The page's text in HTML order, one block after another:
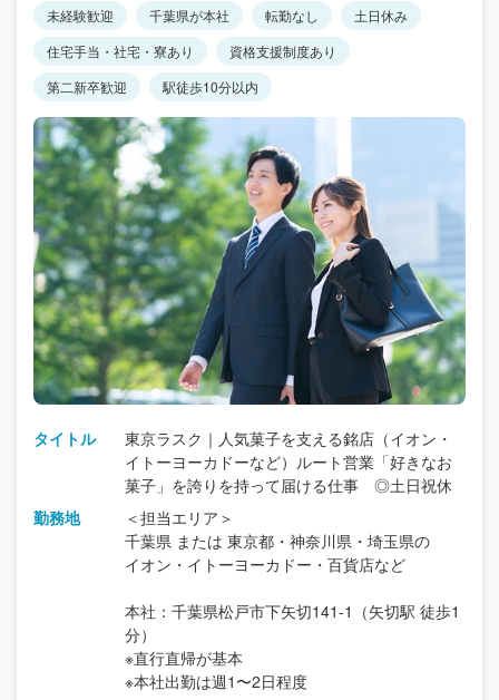
未経験歓迎 千葉県が本社 転勤なし
土日休み
住宅手当・社宅・寮あり
資格支援制度あり
第二新卒歓迎
駅徒歩10分以内
タイトル
東京ラスク｜人気菓子を支える銘店（イオン・
イトーヨーカドーなど）ルート営業「好きなお
菓子」を誇りを持って届ける仕事 ◎土日祝休
勤務地
＜担当エリア＞
千葉県 または 東京都・神奈川県・埼玉県の
イオン・イトーヨーカドー・百貨店など
本社：千葉県松戸市下矢切141-1（矢切駅 徒歩1
分）
※直行直帰が基本
※本社出勤は週1〜2日程度